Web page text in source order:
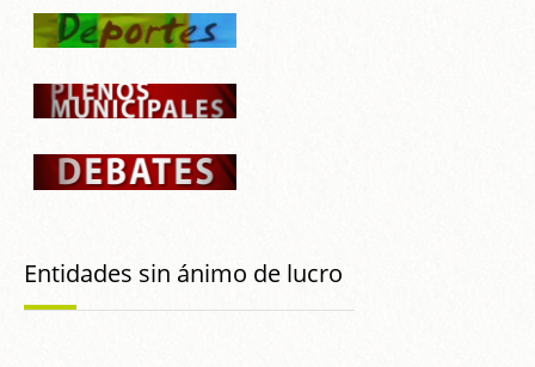
Entidades sin ánimo de lucro